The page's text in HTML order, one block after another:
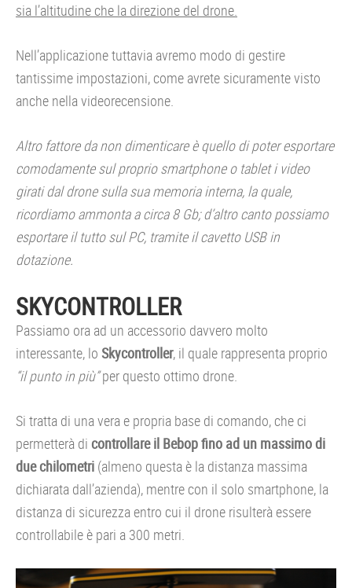
sia l’altitudine che la direzione del drone.
Nell’applicazione tuttavia avremo modo di gestire
tantissime impostazioni, come avrete sicuramente visto
anche nella videorecensione.
Altro fattore da non dimenticare è quello di poter esportare
comodamente sul proprio smartphone o tablet i video
girati dal drone sulla sua memoria interna, la quale,
ricordiamo ammonta a circa 8 Gb; d’altro canto possiamo
esportare il tutto sul PC, tramite il cavetto USB in
dotazione.
SKYCONTROLLER
Passiamo ora ad un accessorio davvero molto
interessante, lo Skycontroller, il quale rappresenta proprio
“il punto in più”per questo ottimo drone.
Si tratta di una vera e propria base di comando, che ci
permetterà di controllare il Bebop fino ad un massimo di
due chilometri (almeno questa è la distanza massima
dichiarata dall’azienda), mentre con il solo smartphone, la
distanza di sicurezza entro cui il drone risulterà essere
controllabile è pari a 300 metri.